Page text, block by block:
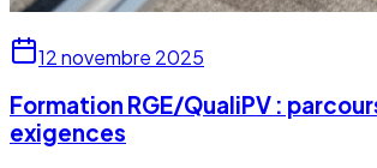
12 novembre 2025
Formation RGE/QualiPV :
exigences